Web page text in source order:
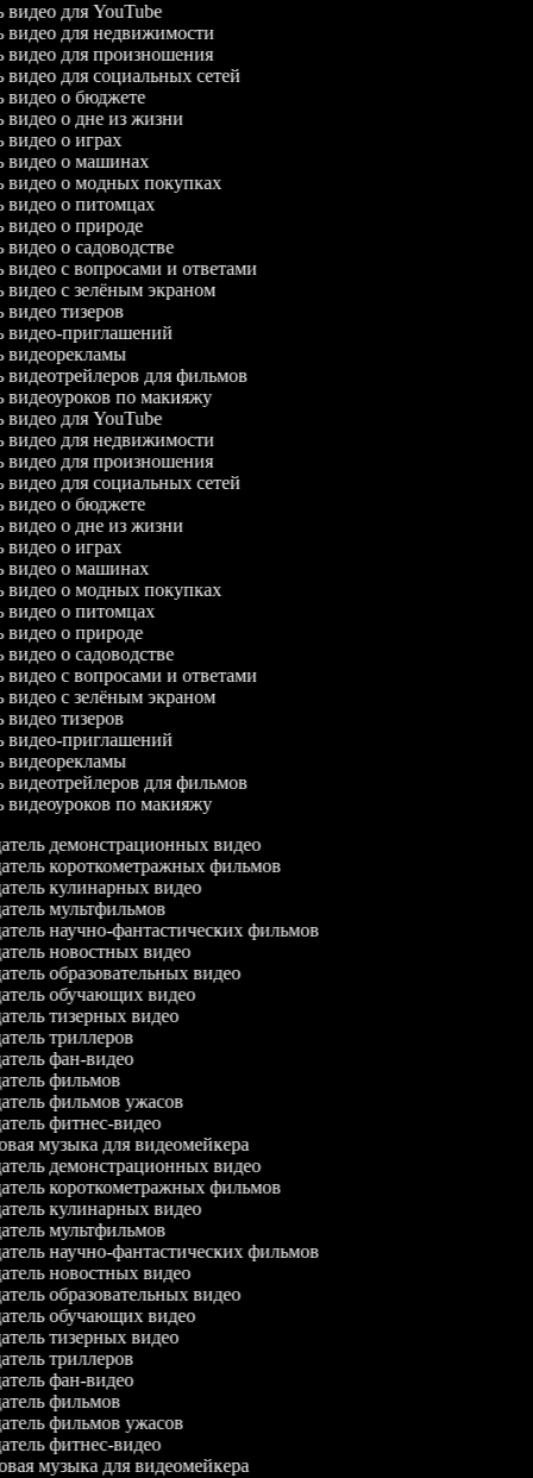
видео для YouTube
видео для недвижимости
видео для произношения
видео для социальных сетей
видео о бюджете
видео о дне из жизни
видео о играх
видео о машинах
видео о модных покупках
видео о питомцах
видео о природе
видео о садоводстве
видео с вопросами и ответами
видео с зелёным экраном
видео тизеров
видео-приглашений
видеорекламы
видеотрейлеров для фильмов
видеоуроков по макияжу
видео для YouTube
видео для недвижимости
видео для произношения
видео для социальных сетей
видео о бюджете
видео о дне из жизни
видео о играх
видео о машинах
видео о модных покупках
видео о питомцах
видео о природе
видео о садоводстве
видео с вопросами и ответами
видео с зелёным экраном
видео тизеров
видео-приглашений
видеорекламы
видеотрейлеров для фильмов
видеоуроков по макияжу
демонстрационных видео
короткометражных фильмов
кулинарных видео
мультфильмов
научно-фантастических фильмов
новостных видео
образовательных видео
обучающих видео
тизерных видео
триллеров
фан-видео
фильмов
фильмов ужасов
фитнес-видео
музыка для видеомейкера
демонстрационных видео
короткометражных фильмов
кулинарных видео
мультфильмов
научно-фантастических фильмов
новостных видео
образовательных видео
обучающих видео
тизерных видео
триллеров
фан-видео
фильмов
фильмов ужасов
фитнес-видео
музыка для видеомейкера